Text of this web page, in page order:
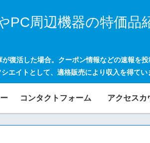
PC周辺機器の特価品
活した場合。クーポン情報などの速報を
エイトとして、適格販売により収入を得てい
コンタクトフォーム アクセスカ